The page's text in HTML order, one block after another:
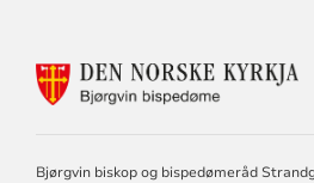
Bjørgvin biskop og bispedømeråd